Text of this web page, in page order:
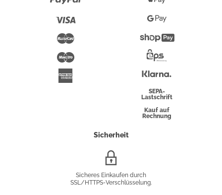
Maestro
Pay
Google
PayShopify
Überweisung
SEPA-
Lastschrift
Kauf auf
Rechnung
Sicherheit
Sicheres Einkaufen durch
SSL/HTTPS-Verschlüsselung.